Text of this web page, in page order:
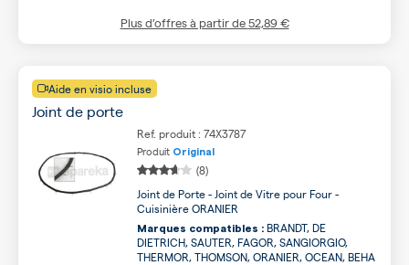
Plus d’offres à partir de52,89 €
Aide en visio incluse
Joint de porte
Ref. produit : 74X3787
Produit Original
(8)
Joint de Porte - Joint de Vitre pour Four -
Cuisinière ORANIER
Marques compatibles : BRANDT, DE
DIETRICH, SAUTER, FAGOR, SANGIORGIO,
THERMOR, THOMSON, ORANIER, OCEAN, BEHA